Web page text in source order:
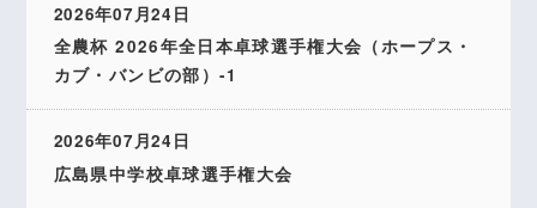
2026年07月24日
全農杯 2026年全日本卓球選手権大会（ホープス・
カブ・バンビの部）-1
2026年07月24日
広島県中学校卓球選手権大会